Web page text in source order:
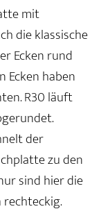
mit
die klassische
Ecken rund
Ecken haben
R30 läuft
der
zu den
sind hier die